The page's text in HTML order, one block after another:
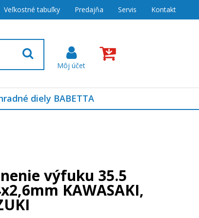
Veľkostné tabuľky Predajňa Servis Kontakt
diely BABETTA
výfuku 35.5
KAWASAKI,